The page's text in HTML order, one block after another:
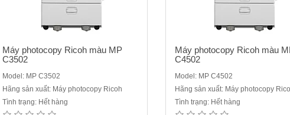
Máy photocopy Ricoh màu MP
C3502
Model: MP C3502
Hãng sản xuất: Máy photocopy Ricoh
Tình trạng: Hết hàng
Máy photocopy Ricoh màu
C4502
Model: MP C4502
Hãng sản xuất: Máy photocopy
Tình trạng: Hết hàng
Máy photocopy Ricoh MP 2553 mới
95%Chức năng: Photocopy laser đen
trắng + In Mạng+ Scan Mạng - Kết nối với
Máy photocopy Ricoh màu MP
máy cũ nhập khẩu sản xuất
2016Tốc độ sao chụp/ in: 60